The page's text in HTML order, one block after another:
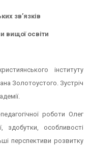
зв’язків
вищої освіти
інституту
Золотоустого. Зустріч
роботи Олег
здобутки, особливості
перспективи розвитку